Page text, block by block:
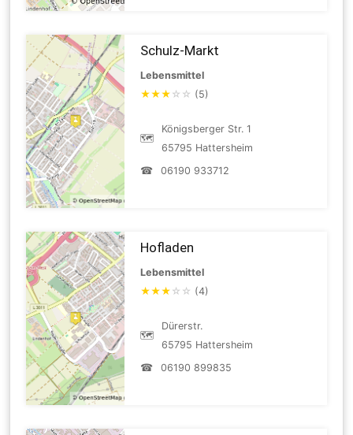
Schulz-Markt
Lebensmittel
★★★ ☆ ☆ (5)
🗺
Königsberger Str. 1
65795 Hattersheim
☎
06190 933712
Hofladen
Lebensmittel
★★★ ☆ ☆ (4)
🗺
Dürerstr.
65795 Hattersheim
☎
06190 899835